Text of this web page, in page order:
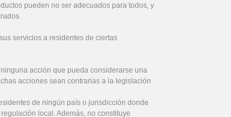
pueden no ser adecuados para todos, y
servicios a residentes de ciertas
acción que pueda considerarse una
acciones sean contrarias a la legislación
de ningún país o jurisdicción donde
local. Además, no constituye